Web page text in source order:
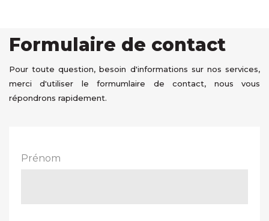
Formulaire de contact
Pour toute question, besoin d'informations sur nos services,
merci d'utiliser le formumlaire de contact, nous vous
répondrons rapidement.
Prénom